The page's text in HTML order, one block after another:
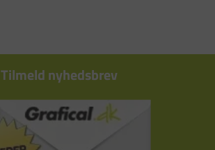
Tilmeld nyhedsbrev